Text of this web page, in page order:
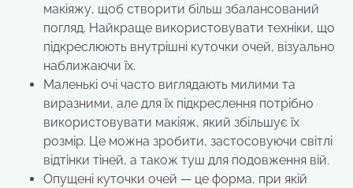
макіяжу, щоб створити більш збалансований
погляд. Найкраще використовувати техніки, що
підкреслюють внутрішні куточки очей, візуально
наближаючи їх.
Маленькі очі часто виглядають милими та
виразними, але для їх підкреслення потрібно
використовувати макіяж, який збільшує їх
розмір. Це можна зробити, застосовуючи світлі
відтінки тіней, а також туш для подовження вій.
Опущені куточки очей — це форма, при якій